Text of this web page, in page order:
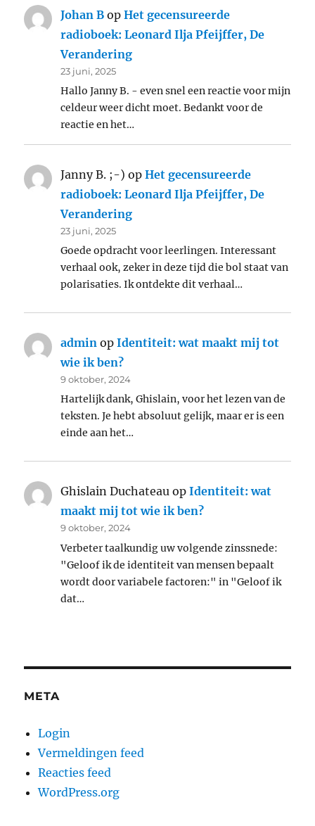
Johan B opHet gecensureerde
radioboek: Leonard Ilja Pfeijffer, De
Verandering
23 juni, 2025
Hallo Janny B. - even snel een reactie voor mijn
celdeur weer dicht moet. Bedankt voor de
reactie en het…
Janny B. ;-) opHet gecensureerde
radioboek: Leonard Ilja Pfeijffer, De
Verandering
23 juni, 2025
Goede opdracht voor leerlingen. Interessant
verhaal ook, zeker in deze tijd die bol staat van
polarisaties. Ik ontdekte dit verhaal…
admin opIdentiteit: wat maakt mij tot
wie ik ben?
9 oktober, 2024
Hartelijk dank, Ghislain, voor het lezen van de
teksten. Je hebt absoluut gelijk, maar er is een
einde aan het…
Ghislain Duchateau opIdentiteit: wat
maakt mij tot wie ik ben?
9 oktober, 2024
Verbeter taalkundig uw volgende zinssnede:
"Geloof ik de identiteit van mensen bepaalt
wordt door variabele factoren:" in "Geloof ik
dat…
META
Login
Vermeldingen feed
Reacties feed
WordPress.org